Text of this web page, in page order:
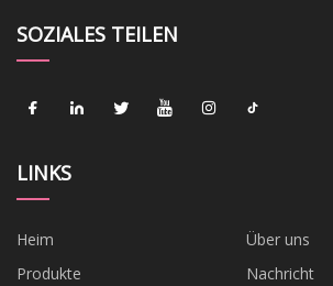
SOZIALES TEILEN
LINKS
Heim
Über uns
Produkte
Nachricht